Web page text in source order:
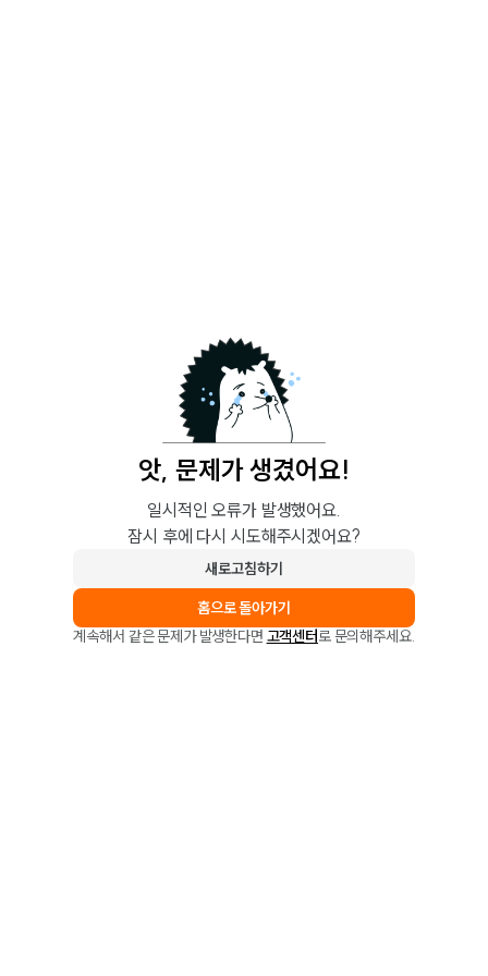
앗, 문제가 생겼어요!
일시적인 오류가 발생했어요.
잠시 후에 다시 시도해주시겠어요?
새로고침하기
홈으로 돌아가기
계속해서 같은 문제가 발생한다면 고객센터로 문의해주세요.